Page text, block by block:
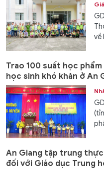
về
Trao 100 suất học
học sinh khó khăn ở An
An Giang tập trung
đối với Giáo dục Trung